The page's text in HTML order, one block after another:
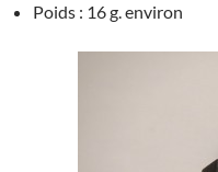
Poids : 16 g. environ